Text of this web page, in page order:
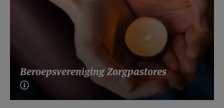
Beroepsvereniging Zorgpastores